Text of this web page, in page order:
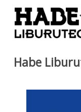
Saltar al contenido
Habe
Ficha